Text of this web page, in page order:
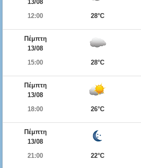
13/08
12:00
28°C
Πέμπτη
13/08
15:00
28°C
Πέμπτη
13/08
18:00
26°C
Πέμπτη
13/08
21:00
22°C